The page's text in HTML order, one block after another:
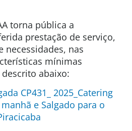
torna pública a
prestação de serviço,
necessidades, nas
mínimas
abaixo:
CP431_ 2025_Catering
e Salgado para o